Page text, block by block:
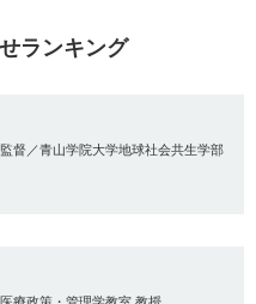
ランキング
督／青山学院大学地球社会共生学部